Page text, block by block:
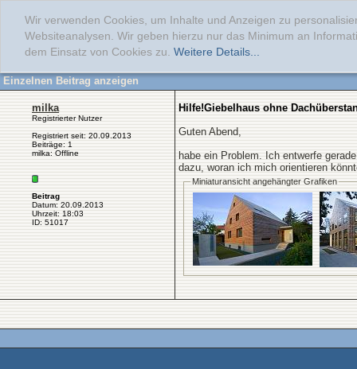
Wir verwenden Cookies, um Inhalte und Anzeigen zu
Websiteanalysen. Wir geben hierzu nur das Minimum an
dem Einsatz von Cookies zu. Weitere Details...
Einzelnen Beitrag anzeigen
milka
Registrierter Nutzer
Registriert seit: 20.09.2013
Beiträge: 1
milka: Offline
Beitrag
Datum: 20.09.2013
Uhrzeit: 18:03
ID: 51017
Hilfe!Giebelhaus ohne
Guten Abend,
habe ein Problem. Ich entwerfe
dazu, woran ich mich orientieren
Miniaturansicht angehängter Grafiken